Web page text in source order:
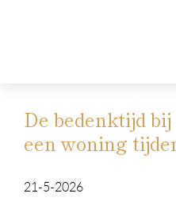
De bedenktijd
een woning
21-5-2026